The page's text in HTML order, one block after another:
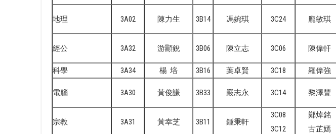
地理 3A02 陳力生 3B14 馮婉琪 3C24 龐敏琪
經公 3A32 游顯銳 3B06 陳立志 3C06 陳偉軒
科學
3A34 楊 培 3B16 葉卓賢 3C18 羅偉強
電腦 3A30 黃俊謙 3B33 嚴志永 3C14 黎澤豐
宗教 3A31 黃幸芝 3B11 鍾秉軒
3C08
3C12
鄭焯銘
古芷嫣